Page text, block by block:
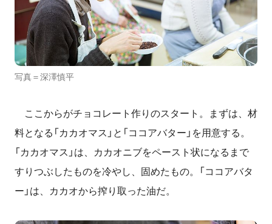
写真＝深澤慎平
ここからがチョコレート作りのスタート。まずは、材
料となる「カカオマス」と「ココアバター」を用意する。
「カカオマス」は、カカオニブをペースト状になるまで
すりつぶしたものを冷やし、固めたもの。「ココアバタ
ー」は、カカオから搾り取った油だ。